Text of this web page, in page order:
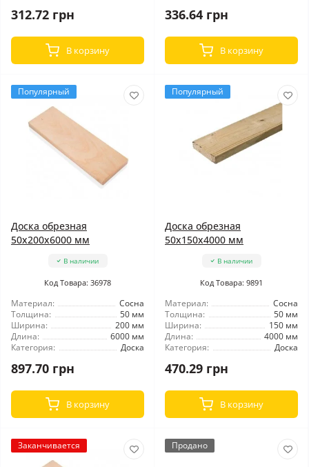
312.72 грн
В корзину
336.64 грн
В корзину
Популярный
Доска обрезная
50x200x6000 мм
В наличии
Код Товара: 36978
Материал:
Сосна
Толщина:
50 мм
Ширина:
200 мм
Длина:
6000 мм
Категория:
Доска
897.70 грн
В корзину
Популярный
Доска обрезная
50x150x4000 мм
В наличии
Код Товара: 9891
Материал:
Сосна
Толщина:
50 мм
Ширина:
150 мм
Длина:
4000 мм
Категория:
Доска
470.29 грн
В корзину
Заканчивается Продано